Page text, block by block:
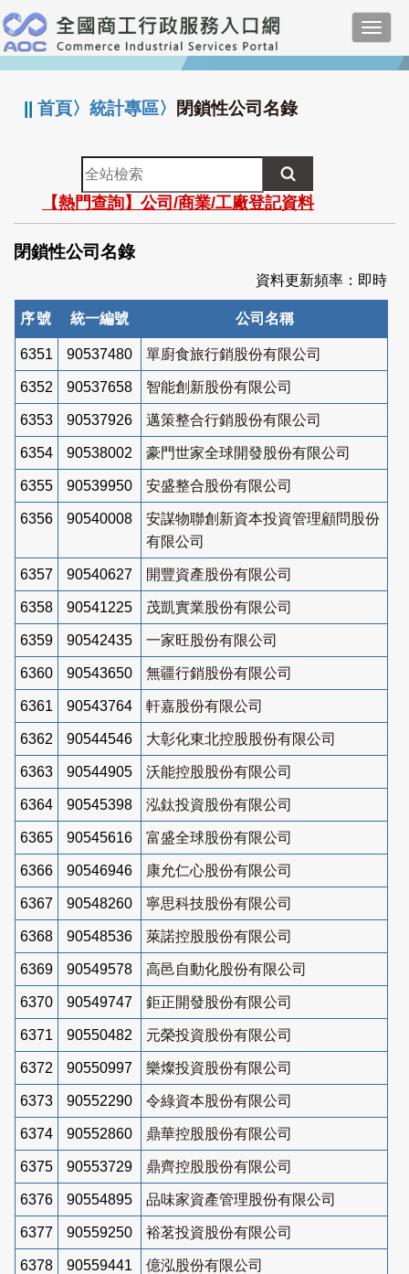
跳
到
主
要
:::
||首頁〉統計專區〉 閉鎖性公司名錄
全
站
檢
索
【熱門查詢】公司/商業/工廠登記資料
閉鎖性公司名錄
資料更新頻率：即時
序號 統一編號 公司名稱
6351 90537480 單廚食旅行銷股份有限公司
6352 90537658 智能創新股份有限公司
6353 90537926 邁策整合行銷股份有限公司
6354 90538002 豪門世家全球開發股份有限公司
6355 90539950 安盛整合股份有限公司
6356 90540008
安謀物聯創新資本投資管理顧問股份
有限公司
6357 90540627 開豐資產股份有限公司
6358 90541225 茂凱實業股份有限公司
6359 90542435 一家旺股份有限公司
6360 90543650 無疆行銷股份有限公司
6361 90543764 軒嘉股份有限公司
6362 90544546 大彰化東北控股股份有限公司
6363 90544905 沃能控股股份有限公司
6364 90545398 泓鈦投資股份有限公司
6365 90545616 富盛全球股份有限公司
6366 90546946 康允仁心股份有限公司
6367 90548260 寧思科技股份有限公司
6368 90548536 萊諾控股股份有限公司
6369 90549578 高邑自動化股份有限公司
6370 90549747 鉅正開發股份有限公司
6371 90550482 元榮投資股份有限公司
6372 90550997 樂燦投資股份有限公司
6373 90552290 令綠資本股份有限公司
6374 90552860 鼎華控股股份有限公司
6375 90553729 鼎齊控股股份有限公司
6376 90554895 品味家資產管理股份有限公司
6377 90559250 裕茗投資股份有限公司
6378 90559441 億泓股份有限公司